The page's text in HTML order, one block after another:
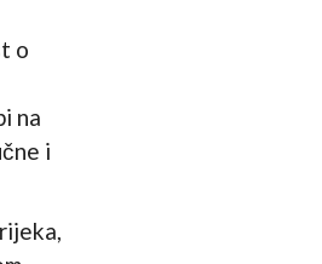
o
na
i